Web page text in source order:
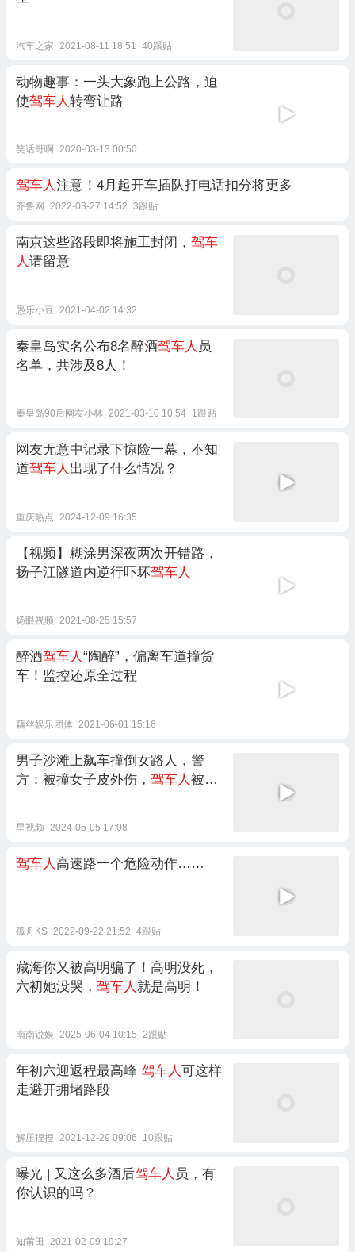
汽车之家 2021-08-11 18:51 40跟贴
动物趣事：一头大象跑上公路，迫
使驾车人 转弯让路
笑话哥啊 2020-03-13 00:50
驾车人注意！4月起开车插队打电话扣分将更多
齐鲁网 2022-03-27 14:52 3跟贴
南京这些路段即将施工封闭， 驾车
人请留意
愚乐小豆 2021-04-02 14:32
秦皇岛实名公布8名醉酒驾车人 员
名单，共涉及8人！
秦皇岛90后网友小林 2021-03-10 10:54 1跟贴
网友无意中记录下惊险一幕，不知
道驾车人 出现了什么情况？
重庆热点 2024-12-09 16:35
【视频】糊涂男深夜两次开错路，
扬子江隧道内逆行吓坏驾车人
扬眼视频 2021-08-25 15:57
醉酒驾车人“陶醉”，偏离车道撞货
车！监控还原全过程
藕丝娱乐团体 2021-06-01 15:16
男子沙滩上飙车撞倒女路人，警
方：被撞女子皮外伤， 驾车人 被拘
星视频 2024-05-05 17:08
驾车人高速路一个危险动作……
孤舟KS 2022-09-22 21:52 4跟贴
藏海你又被高明骗了！高明没死，
六初她没哭， 驾车人 就是高明！
南南说娱 2025-06-04 10:15 2跟贴
年初六迎返程最高峰 驾车人可这样
走避开拥堵路段
解压捏捏 2021-12-29 09:06 10跟贴
曝光 | 又这么多酒后驾车人 员，有
你认识的吗？
知莆田 2021-02-09 19:27